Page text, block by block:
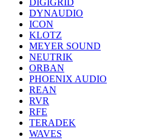
DIGIGRID
DYNAUDIO
ICON
KLOTZ
MEYER SOUND
NEUTRIK
ORBAN
PHOENIX AUDIO
REAN
RVR
RFE
TERADEK
WAVES